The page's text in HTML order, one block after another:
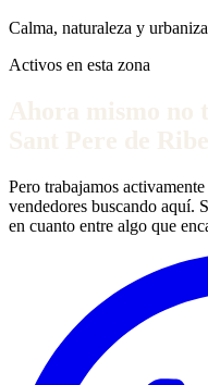
Calma, naturaleza y
Activos en esta zona
Pero trabajamos
vendedores buscando aquí.
en cuanto entre algo que